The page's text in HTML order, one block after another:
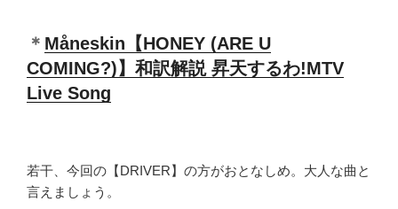
＊ Måneskin【HONEY (ARE U
COMING?)】和訳解説 昇天するわ!MTV
Live Song
若干、今回の【DRIVER】の方がおとなしめ。大人な曲と
言えましょう。